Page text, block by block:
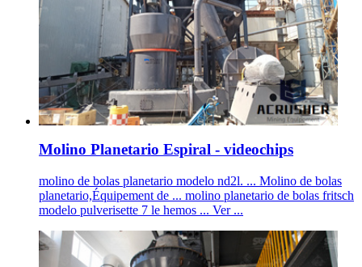
Molino Planetario Espiral - videochips
molino de bolas planetario modelo nd2l. ... Molino de bolas
planetario,Équipement de ... molino planetario de bolas fritsch
modelo pulverisette 7 le hemos ... Ver ...